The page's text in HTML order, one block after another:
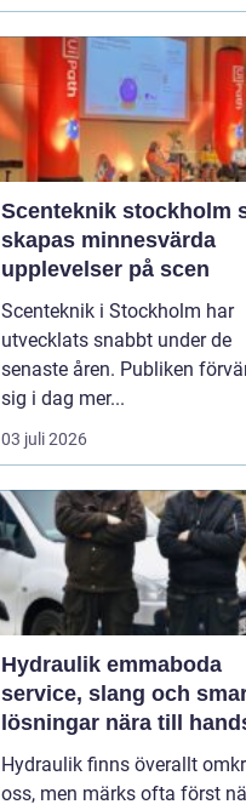
Scenteknik stockholm så
skapas minnesvärda
upplevelser på scen
Scenteknik i Stockholm har
utvecklats snabbt under de
senaste åren. Publiken
sig i dag mer...
03 juli 2026
Hydraulik emmaboda
service, slang och
lösningar nära till
Hydraulik finns överallt
oss, men märks ofta först